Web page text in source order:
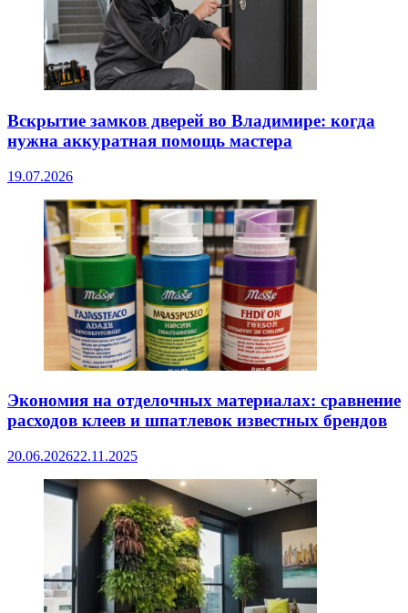
Вскрытие замков дверей во Владимире: когда
нужна аккуратная помощь мастера
19.07.2026
Экономия на отделочных материалах: сравнение
расходов клеев и шпатлевок известных брендов
20.06.202622.11.2025